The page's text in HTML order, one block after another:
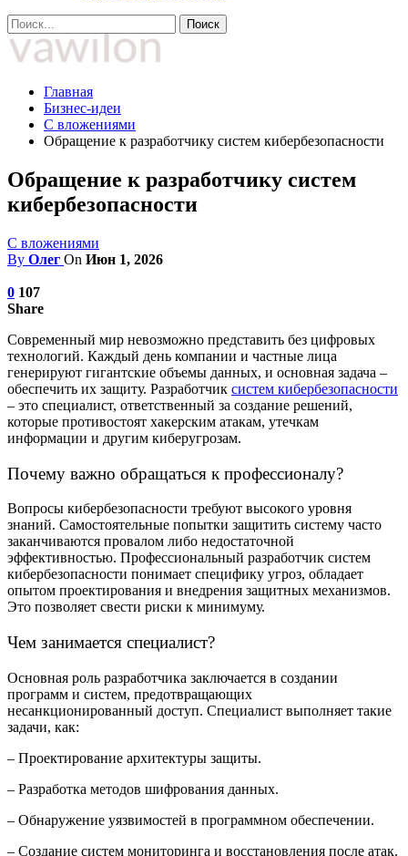
Главная
Бизнес-идеи
С вложениями
Обращение к разработчику систем кибербезопасности
Обращение к разработчику систем
кибербезопасности
С вложениями
By Олег On Июн 1, 2026
0 107
Share
Современный мир невозможно представить без цифровых
технологий. Каждый день компании и частные лица
генерируют гигантские объемы данных, и основная задача –
обеспечить их защиту. Разработчик систем кибербезопасности
– это специалист, ответственный за создание решений,
которые противостоят хакерским атакам, утечкам
информации и другим киберугрозам.
Почему важно обращаться к профессионалу?
Вопросы кибербезопасности требуют высокого уровня
знаний. Самостоятельные попытки защитить систему часто
заканчиваются провалом либо недостаточной
эффективностью. Профессиональный разработчик систем
кибербезопасности понимает специфику угроз, обладает
опытом проектирования и внедрения защитных механизмов.
Это позволяет свести риски к минимуму.
Чем занимается специалист?
Основная роль разработчика заключается в создании
программ и систем, предотвращающих
несанкционированный доступ. Специалист выполняет такие
задачи, как:
– Проектирование архитектуры защиты.
– Разработка методов шифрования данных.
– Обнаружение уязвимостей в программном обеспечении.
– Создание систем мониторинга и восстановления после атак.